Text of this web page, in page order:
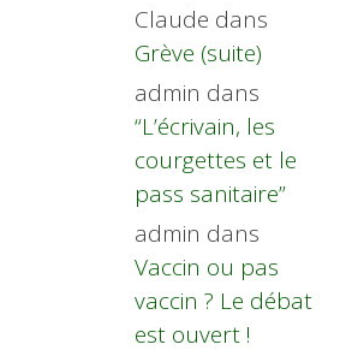
Claude dans
Grève (suite)
admin dans
“L’écrivain, les
courgettes et le
pass sanitaire”
admin dans
Vaccin ou pas
vaccin ? Le débat
est ouvert !